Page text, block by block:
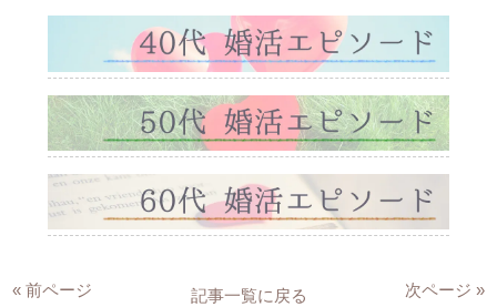
記事一覧に戻る
« 前ページ 次ページ »